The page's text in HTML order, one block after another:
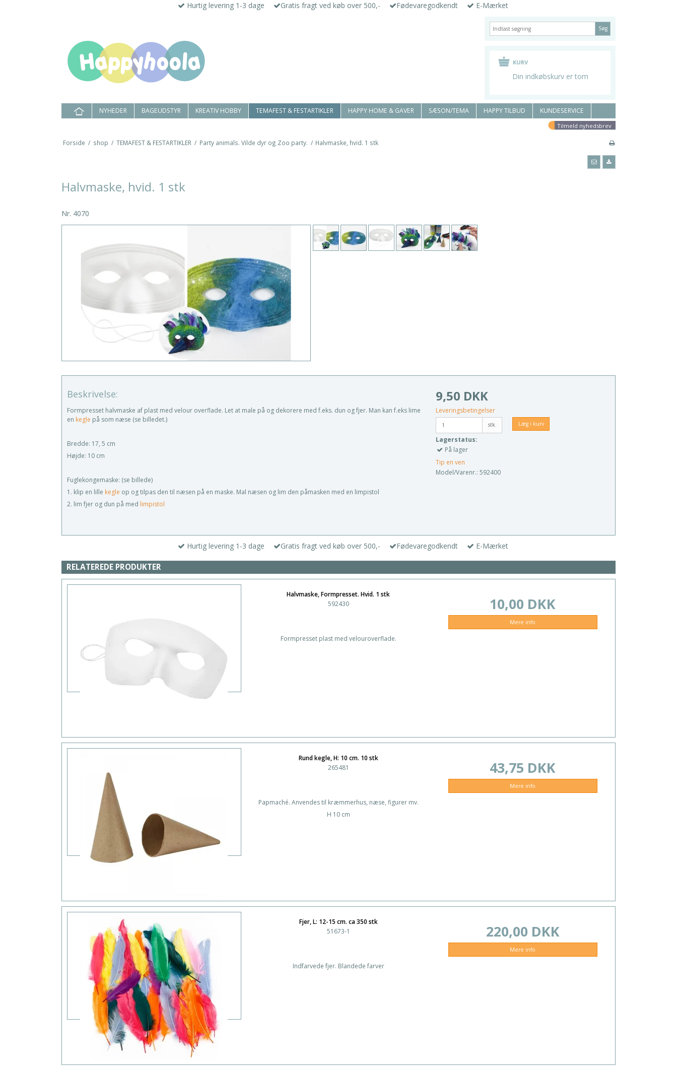
Hurtig levering 1-3 dage Gratis fragt ved køb over 500,- Fødevaregodkendt E-Mærket
Søg
Din indkøbskurv er tom
NYHEDER BAGEUDSTYR KREATIV HOBBY TEMAFEST & FESTARTIKLER HAPPY HOME & GAVER SÆSON/TEMA HAPPY TILBUD KUNDESERVICE
Tilmeld nyhedsbrev
Forside / shop / TEMAFEST & FESTARTIKLER / Party animals. Vilde dyr og Zoo party. / Halvmaske, hvid. 1 stk
Halvmaske, hvid. 1 stk
Nr. 4070
Beskrivelse:
Formpresset halvmaske af plast med velour overflade. Let at male på og dekorere med f.eks. dun og fjer. Man kan f.eks lime
en kegle på som næse (se billedet.)
Bredde: 17, 5 cm
Højde: 10 cm
Fuglekongemaske: (se billede)
1. klip en lille kegle op og tilpas den til næsen på en maske. Mal næsen og lim den påmasken med en limpistol
2. lim fjer og dun på med limpistol
9,50 DKK
Leveringsbetingelser
stk. Læg i kurv
Lagerstatus:
På lager
Tip en ven
Model/Varenr.: 592400
Hurtig levering 1-3 dage Gratis fragt ved køb over 500,- Fødevaregodkendt E-Mærket
RELATEREDE PRODUKTER
Halvmaske, Formpresset. Hvid. 1 stk
592430
Formpresset plast med velouroverflade.
10,00 DKK
Mere info
Rund kegle, H: 10 cm. 10 stk
265481
Papmaché. Anvendes til kræmmerhus, næse, figurer mv.
H 10 cm
43,75 DKK
Mere info
Fjer, L: 12-15 cm. ca 350 stk
51673-1
Indfarvede fjer. Blandede farver
220,00 DKK
Mere info